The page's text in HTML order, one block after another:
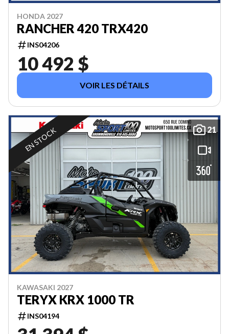
HONDA 2027
RANCHER 420 TRX420
INS04206
10 492 $
VOIR LES DÉTAILS
21
EN STOCK
KAWASAKI 2027
TERYX KRX 1000 TR
INS04194